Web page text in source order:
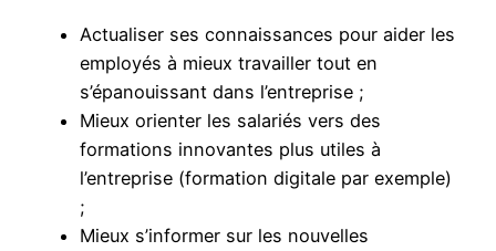
Actualiser ses connaissances pour aider les
employés à mieux travailler tout en
s’épanouissant dans l’entreprise ;
Mieux orienter les salariés vers des
formations innovantes plus utiles à
l’entreprise (formation digitale par exemple)
;
Mieux s’informer sur les nouvelles